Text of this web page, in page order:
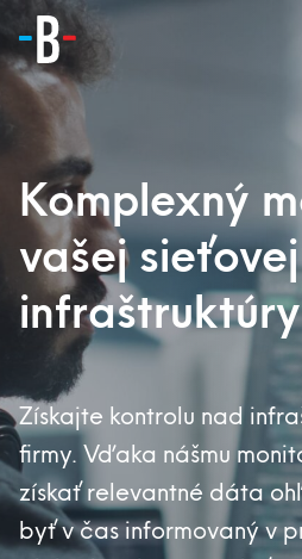
Komplexný
vašej sieťovej
infraštruktúry
Získajte kontrolu nad
firmy. Vďaka nášmu
získať relevantné dáta
byť v čas informovaný v